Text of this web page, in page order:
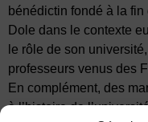
bénédictin fondé à la
Dole dans le contexte
le rôle de son
professeurs venus des
En complément, des
à l’histoire de